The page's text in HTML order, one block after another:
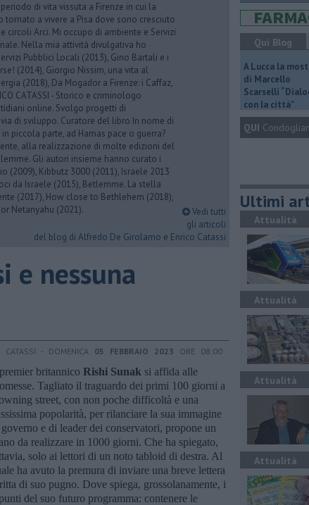
di vita vissuta a Firenze in cui la
a vivere a Pisa dove sono cresciuto
circoli Arci. Mi occupo di ambiente e Servizi
Nella mia attività divulgativa ho
Pubblici Locali (2013), Gino Bartali e i
(2014), Giorgio Nissim, una vita al
(2018), Da Mogador a Firenze: i Caffaz,
CATASSI - Storico e criminologo
online. Svolgo progetti di
di sviluppo. Curatore del libro In nome di
piccola parte, ad Hamas pace o guerra?
alla realizzazione di molte edizioni del
Gli autori insieme hanno curato i
(2009), Kibbutz 3000 (2011), Israele 2013
da Israele (2015), Betlemme. La stella
(2017), How close to Bethlehem (2018),
Netanyahu (2021).
Vedi tutti
gli articoli
del blog di Alfredo De Girolamo e Enrico Catassi
e nessuna
- DOMENICA 05 FEBBRAIO 2023 ORE 08:00
britannico Rishi Sunak si affida alle
Tagliato il traguardo dei primi 100 giorni a
street, con non poche difficoltà e una
popolarità, per rilanciare la sua immagine
e di leader dei conservatori, propone un
da realizzare in 1000 giorni. Che ha spiegato,
solo ai lettori di un noto tabloid di destra. Al
ha avuto la premura di inviare una breve lettera
di suo pugno. Dove spiega, grossolanamente, i
del suo futuro programma: contenere le
Qui Blog
A Lucca la
di Marcello
Scarselli
con la città"
QUI
Ultimi
Attualità
Attualità
Attualità
Attualità